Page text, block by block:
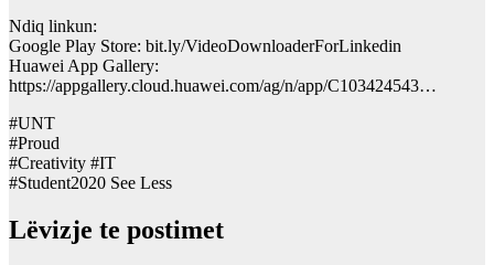
Ndiq linkun:
Google Play Store: bit.ly/VideoDownloaderForLinkedin
Huawei App Gallery:
https://appgallery.cloud.huawei.com/ag/n/app/C103424543…
#UNT
#Proud
#Creativity #IT
#Student2020 See Less
Lëvizje te postimet